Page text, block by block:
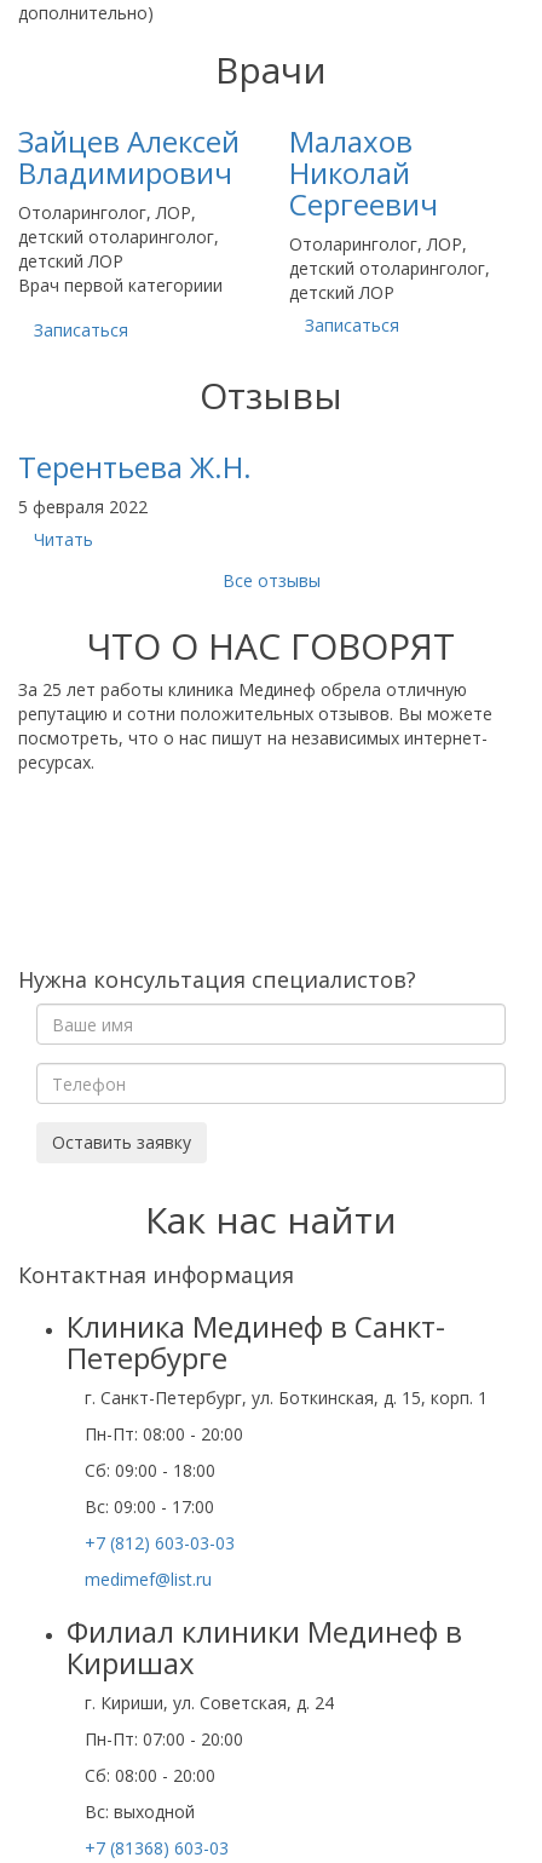
дополнительно)
Врачи
Зайцев Алексей
Владимирович
Отоларинголог, ЛОР,
детский отоларинголог,
детский ЛОР
Врач первой категориии
Записаться
Малахов
Николай
Сергеевич
Отоларинголог, ЛОР,
детский отоларинголог,
детский ЛОР
Записаться
Отзывы
Терентьева Ж.Н.
5 февраля 2022
Читать
Все отзывы
ЧТО О НАС ГОВОРЯТ
За 25 лет работы клиника Мединеф обрела отличную
репутацию и сотни положительных отзывов. Вы можете
посмотреть, что о нас пишут на независимых интернет-
ресурсах.
Нужна консультация специалистов?
Оставить заявку
Как нас найти
Контактная информация
Клиника Мединеф в Санкт-
Петербурге
г. Санкт-Петербург, ул. Боткинская, д. 15, корп. 1
Пн-Пт: 08:00 - 20:00
Cб: 09:00 - 18:00
Вс: 09:00 - 17:00
+7 (812) 603-03-03
medimef@list.ru
Филиал клиники Мединеф в
Киришах
г. Кириши, ул. Советская, д. 24
Пн-Пт: 07:00 - 20:00
Сб: 08:00 - 20:00
Вс: выходной
+7 (81368) 603-03